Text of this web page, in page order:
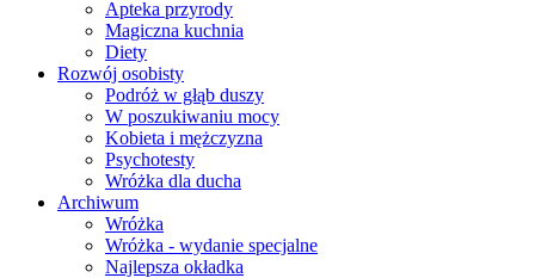
Apteka przyrody
Magiczna kuchnia
Diety
Rozwój osobisty
Podróż w głąb duszy
W poszukiwaniu mocy
Kobieta i mężczyzna
Psychotesty
Wróżka dla ducha
Archiwum
Wróżka
Wróżka - wydanie specjalne
Najlepsza okładka